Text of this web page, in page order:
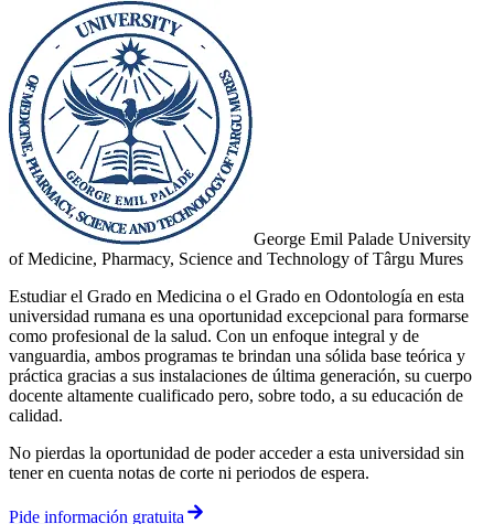
George Emil Palade University
of Medicine, Pharmacy, Science and Technology of Târgu Mures
Estudiar el Grado en Medicina o el Grado en Odontología en esta
universidad rumana es una oportunidad excepcional para formarse
como profesional de la salud. Con un enfoque integral y de
vanguardia, ambos programas te brindan una sólida base teórica y
práctica gracias a sus instalaciones de última generación, su cuerpo
docente altamente cualificado pero, sobre todo, a su educación de
calidad.
No pierdas la oportunidad de poder acceder a esta universidad sin
tener en cuenta notas de corte ni periodos de espera.
Pide información gratuita